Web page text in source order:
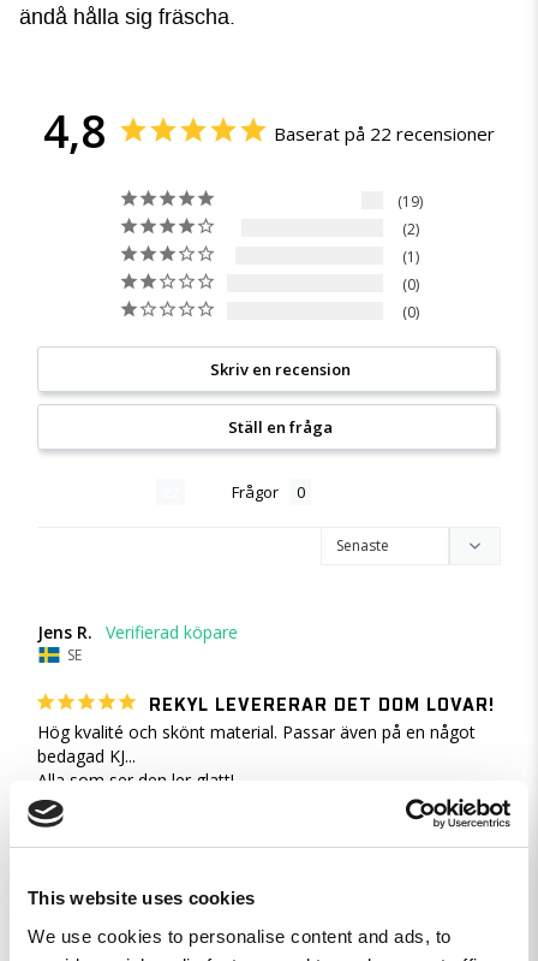
This website uses cookies
We use cookies to personalise content and ads, to
ändå hålla sig fräscha.
4,8 Baserat på 22 recensioner
19
2
1
0
0
Skriv en recension
Ställ en fråga
Frågor
Jens R.
SE
REKYL LEVERERAR DET DOM LOVAR!
Hög kvalité och skönt material. Passar även på en något
bedagad KJ...
Alla som ser den ler glatt!
Rekyl's Jultisha - 2XL